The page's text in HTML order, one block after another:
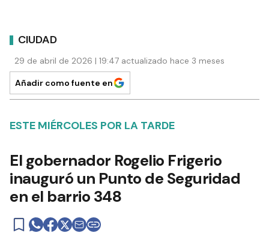
CIUDAD
29 de abril de 2026 | 19:47 actualizado hace 3 meses
Añadir como fuente en
ESTE MIÉRCOLES POR LA TARDE
El gobernador Rogelio Frigerio
inauguró un Punto de Seguridad
en el barrio 348